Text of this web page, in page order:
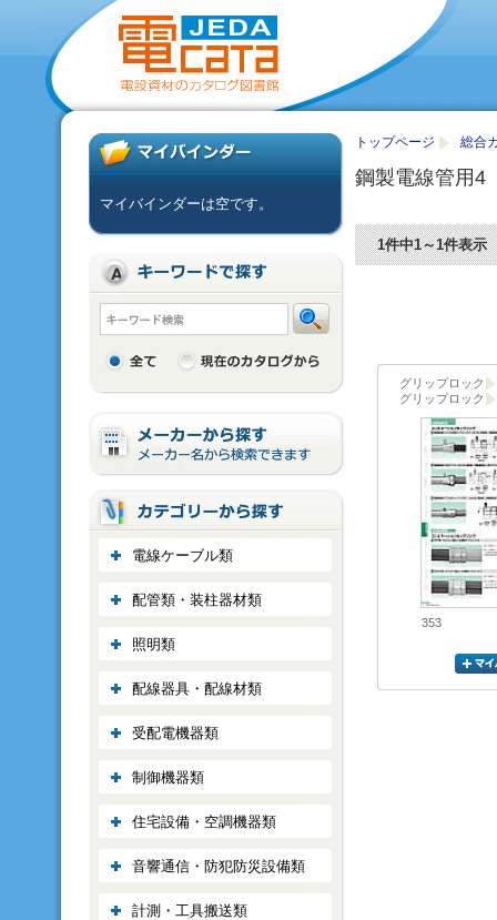
トップページ 総合
鋼製電線管用4
1件中1～1件表示
グリップロック
グリップロック
353
マイバインダーは空です。
電線ケーブル類
配管類・装柱器材類
照明類
配線器具・配線材類
受配電機器類
制御機器類
住宅設備・空調機器類
音響通信・防犯防災設備類
計測・工具搬送類